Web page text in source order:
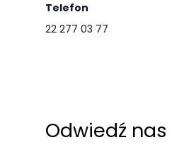
Telefon
22 277 03 77
Odwiedź nas